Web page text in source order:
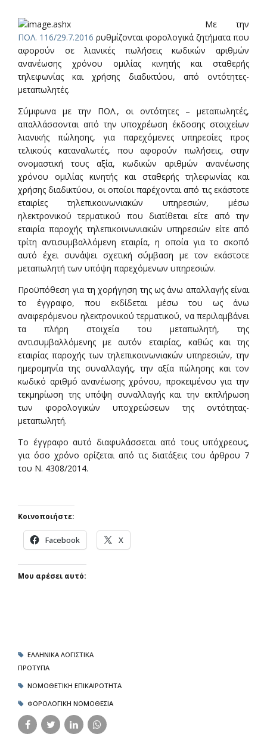
Με την
ΠΟΛ. 116/29.7.2016 ρυθμίζονται φορολογικά ζητήματα που
αφορούν σε λιανικές πωλήσεις κωδικών αριθμών
ανανέωσης χρόνου ομιλίας κινητής και σταθερής
τηλεφωνίας και χρήσης διαδικτύου, από οντότητες-
μεταπωλητές.
Σύμφωνα με την ΠΟΛ., οι οντότητες – μεταπωλητές,
απαλλάσσονται από την υποχρέωση έκδοσης στοιχείων
λιανικής πώλησης, για παρεχόμενες υπηρεσίες προς
τελικούς καταναλωτές, που αφορούν πωλήσεις, στην
ονομαστική τους αξία, κωδικών αριθμών ανανέωσης
χρόνου ομιλίας κινητής και σταθερής τηλεφωνίας και
χρήσης διαδικτύου, οι οποίοι παρέχονται από τις εκάστοτε
εταιρίες τηλεπικοινωνιακών υπηρεσιών, μέσω
ηλεκτρονικού τερματικού που διατίθεται είτε από την
εταιρία παροχής τηλεπικοινωνιακών υπηρεσιών είτε από
τρίτη αντισυμβαλλόμενη εταιρία, η οποία για το σκοπό
αυτό έχει συνάψει σχετική σύμβαση με τον εκάστοτε
μεταπωλητή των υπόψη παρεχόμενων υπηρεσιών.
Προϋπόθεση για τη χορήγηση της ως άνω απαλλαγής είναι
το έγγραφο, που εκδίδεται μέσω του ως άνω
αναφερόμενου ηλεκτρονικού τερματικού, να περιλαμβάνει
τα πλήρη στοιχεία του μεταπωλητή, της
αντισυμβαλλόμενης με αυτόν εταιρίας, καθώς και της
εταιρίας παροχής των τηλεπικοινωνιακών υπηρεσιών, την
ημερομηνία της συναλλαγής, την αξία πώλησης και τον
κωδικό αριθμό ανανέωσης χρόνου, προκειμένου για την
τεκμηρίωση της υπόψη συναλλαγής και την εκπλήρωση
των φορολογικών υποχρεώσεων της οντότητας-
μεταπωλητή.
Το έγγραφο αυτό διαφυλάσσεται από τους υπόχρεους,
για όσο χρόνο ορίζεται από τις διατάξεις του άρθρου 7
του Ν. 4308/2014.
Κοινοποιήστε:
Facebook X
Μου αρέσει αυτό:
ΕΛΛΗΝΙΚΑ ΛΟΓΙΣΤΙΚΑ
ΠΡΟΤΥΠΑ
ΝΟΜΟΘΕΤΙΚΗ ΕΠΙΚΑΙΡΟΤΗΤΑ
ΦΟΡΟΛΟΓΙΚΗ ΝΟΜΟΘΕΣΙΑ